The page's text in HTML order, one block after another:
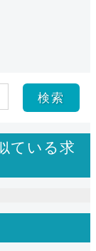
ている求